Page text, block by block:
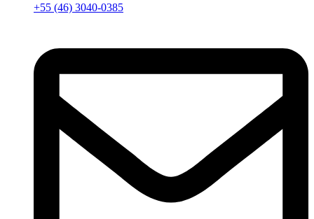
+55 (46) 3040-0385